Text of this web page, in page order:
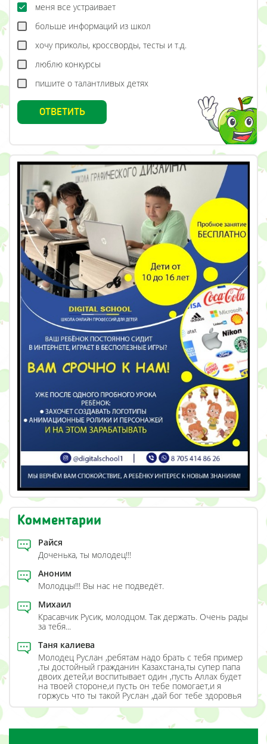
меня все устраивает
больше информаций из школ
хочу приколы, кроссворды, тесты и т.д.
люблю конкурсы
пишите о талантливых детях
ОТВЕТИТЬ
Комментарии
Райся
Доченька, ты молодец!!!
Аноним
Молодцы!!! Вы нас не подведёт.
Михаил
Красавчик Русик, молодцом. Так держать. Очень рады
за тебя...
Таня калиева
Молодец Руслан ,ребятам надо брать с тебя пример
,ты достойный гражданин Казахстана,ты супер папа
двоих детей,и воспитывает один ,пусть Аллах будет
на твоей стороне,и пусть он тебе помогает,и я
горжусь что ты такой Руслан ,дай бог тебе здоровья